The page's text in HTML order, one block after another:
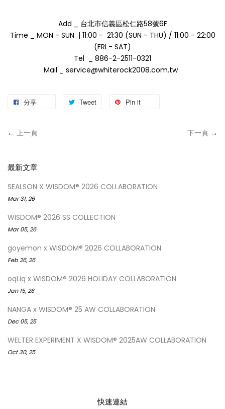
Add _ 台北市信義區松仁路58號6F
Time _ MON - SUN | 11:00 - 21:30 (SUN - THU) / 11:00 - 22:00
(FRI - SAT)
Tel _ 886-2-2511-0321
Mail _ service@whiterock2008.com.tw
分享 Tweet Pin it
← 上一頁 下一頁 →
最新文章
SEALSON X WISDOM® 2026 COLLABORATION
Mar 31, 26
WISDOM® 2026 SS COLLECTION
Mar 05, 26
goyemon x WISDOM® 2026 COLLABORATION
Feb 26, 26
oqLiq x WISDOM® 2026 HOLIDAY COLLABORATION
Jan 15, 26
NANGA x WISDOM® 25 AW COLLABORATION
Dec 05, 25
WELTER EXPERIMENT X WISDOM® 2025AW COLLABORATION
Oct 30, 25
快速連結